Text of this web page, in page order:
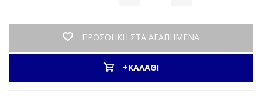
ΠΡΟΣΘΗΚΗ ΣΤΑ ΑΓΑΠΗΜΕΝΑ
+ΚΑΛΑΘΙ